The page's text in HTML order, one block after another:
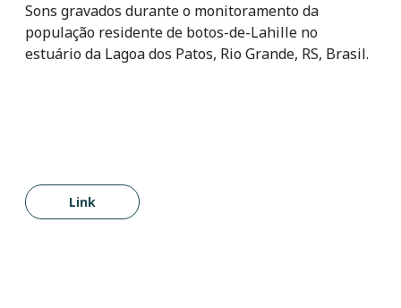
Sons gravados durante o monitoramento da
população residente de botos-de-Lahille no
estuário da Lagoa dos Patos, Rio Grande, RS, Brasil.
Link